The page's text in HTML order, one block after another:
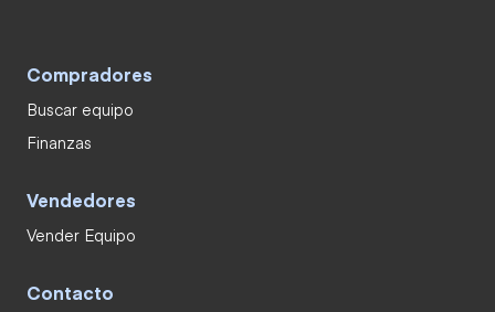
Compradores
Buscar equipo
Finanzas
Vendedores
Vender Equipo
Contacto